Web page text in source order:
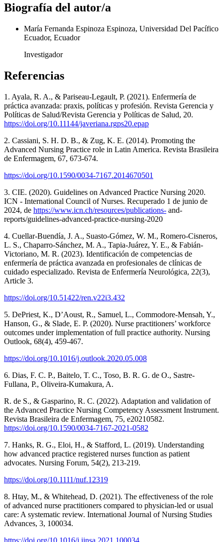
Biografía del autor/a
María Fernanda Espinoza Espinoza, Universidad Del Pacífico
Ecuador, Ecuador
Investigador
Referencias
1. Ayala, R. A., & Pariseau-Legault, P. (2021). Enfermería de
práctica avanzada: praxis, políticas y profesión. Revista Gerencia y
Políticas de Salud/Revista Gerencia y Políticas de Salud, 20.
https://doi.org/10.11144/javeriana.rgps20.epap
2. Cassiani, S. H. D. B., & Zug, K. E. (2014). Promoting the
Advanced Nursing Practice role in Latin America. Revista Brasileira
de Enfermagem, 67, 673-674.
https://doi.org/10.1590/0034-7167.2014670501
3. CIE. (2020). Guidelines on Advanced Practice Nursing 2020.
ICN - International Council of Nurses. Recuperado 1 de junio de
2024, de https://www.icn.ch/resources/publications- and-
reports/guidelines-advanced-practice-nursing-2020
4. Cuellar-Buendía, J. A., Suasto-Gómez, W. M., Romero-Cisneros,
L. S., Chaparro-Sánchez, M. A., Tapia-Juárez, Y. E., & Fabián-
Victoriano, M. R. (2023). Identificación de competencias de
enfermería de práctica avanzada en profesionales de clínicas de
cuidado especializado. Revista de Enfermería Neurológica, 22(3),
Article 3.
https://doi.org/10.51422/ren.v22i3.432
5. DePriest, K., D’Aoust, R., Samuel, L., Commodore-Mensah, Y.,
Hanson, G., & Slade, E. P. (2020). Nurse practitioners’ workforce
outcomes under implementation of full practice authority. Nursing
Outlook, 68(4), 459-467.
https://doi.org/10.1016/j.outlook.2020.05.008
6. Dias, F. C. P., Baitelo, T. C., Toso, B. R. G. de O., Sastre-
Fullana, P., Oliveira-Kumakura, A.
R. de S., & Gasparino, R. C. (2022). Adaptation and validation of
the Advanced Practice Nursing Competency Assessment Instrument.
Revista Brasileira de Enfermagem, 75, e20210582.
https://doi.org/10.1590/0034-7167-2021-0582
7. Hanks, R. G., Eloi, H., & Stafford, L. (2019). Understanding
how advanced practice registered nurses function as patient
advocates. Nursing Forum, 54(2), 213-219.
https://doi.org/10.1111/nuf.12319
8. Htay, M., & Whitehead, D. (2021). The effectiveness of the role
of advanced nurse practitioners compared to physician-led or usual
care: A systematic review. International Journal of Nursing Studies
Advances, 3, 100034.
https://doi.org/10.1016/j.ijnsa.2021.100034